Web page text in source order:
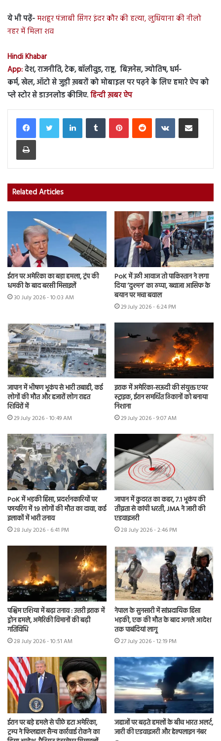
ये भी पढ़ें-मशहूर पंजाबी सिंगर इंदर कौर की हत्या, लुधियाना की नीलो
नहर में मिला शव
Hindi Khabar
App:देश, राजनीति, टेक, बॉलीवुड, राष्ट्र, बिज़नेस, ज्योतिष, धर्म-
कर्म, खेल, ऑटो से जुड़ी ख़बरों को मोबाइल पर पढ़ने के लिए हमारे ऐप को
प्ले स्टोर से डाउनलोड कीजिए.हिन्दी ख़बर ऐप
LinkedInTumblr PinterestReddit VKontakteShare via Email
Print
Related Articles
ईरान पर अमेरिका का बड़ा हमला, ट्रंप की
धमकी के बाद बरसी मिसाइलें
30 July 2026 - 10:03 AM
PoK में उठी आवाज तो पाकिस्तान ने लगा
दिया ‘दुश्मन’ का ठप्पा, ख्वाजा आसिफ के
बयान पर मचा बवाल
29 July 2026 - 6:24 PM
जापान में भीषण भूकंप से भारी तबाही, कई
लोगों की मौत और हजारों लोग राहत
शिविरों में
29 July 2026 - 10:49 AM
इराक में अमेरिका-सऊदी की संयुक्त एयर
स्ट्राइक, ईरान समर्थित ठिकानों को बनाया
निशाना
29 July 2026 - 9:07 AM
PoK में भड़की हिंसा, प्रदर्शनकारियों पर
फायरिंग में 19 लोगों की मौत का दावा, कई
इलाकों में भारी तनाव
28 July 2026 - 6:41 PM
जापान में कुदरत का कहर, 7.1 भूकंप की
तीव्रता से कांपी धरती, JMA ने जारी की
एडवाइजरी
28 July 2026 - 2:46 PM
पश्चिम एशिया में बढ़ा तनाव : उत्तरी इराक में
ड्रोन हमले, अमेरिकी विमानों की बढ़ी
गतिविधि
28 July 2026 - 10:51 AM
नेपाल के सुनसारी में सांप्रदायिक हिंसा
भड़की, एक की मौत के बाद अगले आदेश
तक पाबंदियां लागू
27 July 2026 - 12:19 PM
ईरान पर बड़े हमले से पीछे हटा अमेरिका,
ट्रम्प ने फिलहाल सैन्य कार्रवाई रोकने का
जहाजों पर बढ़ते हमलों के बीच भारत अलर्ट,
जारी की एडवाइजरी और हेल्पलाइन नंबर